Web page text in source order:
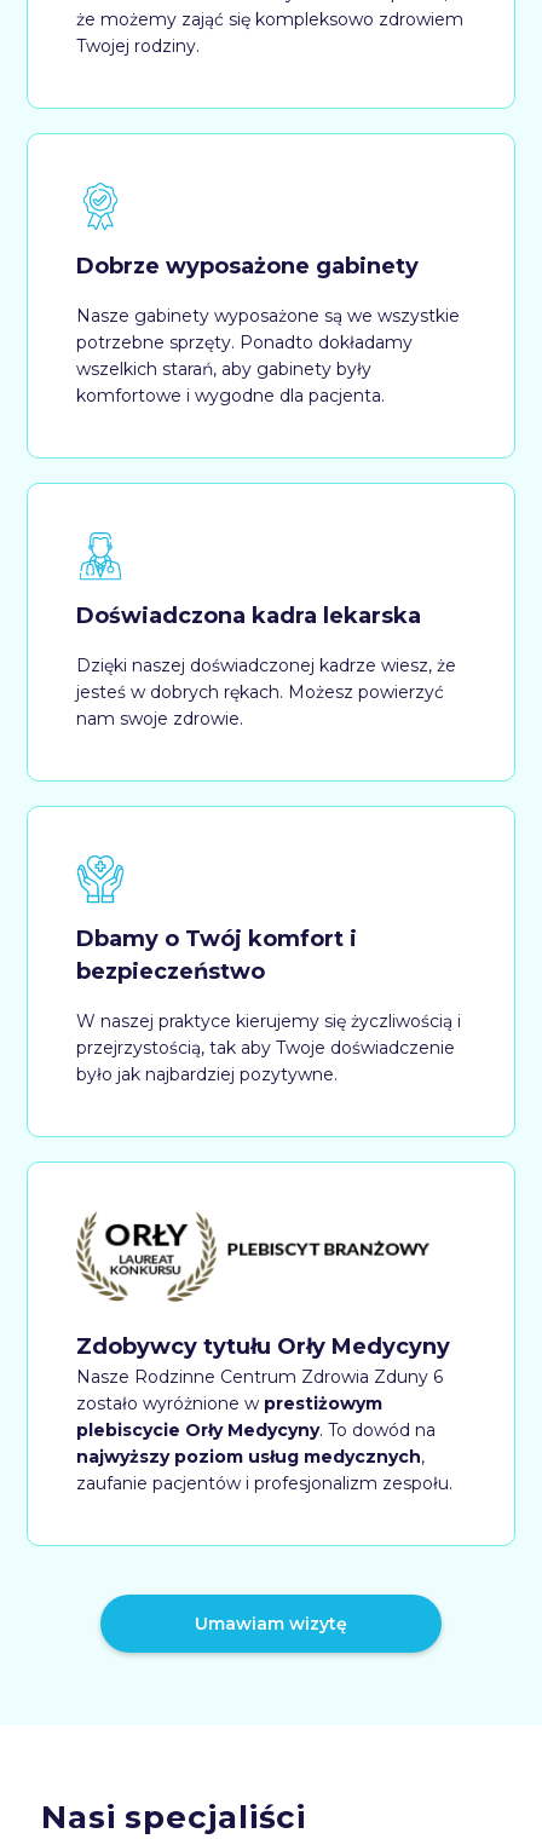
że możemy zająć się kompleksowo zdrowiem
Twojej rodziny.
Dobrze wyposażone gabinety
Nasze gabinety wyposażone są we wszystkie
potrzebne sprzęty. Ponadto dokładamy
wszelkich starań, aby gabinety były
komfortowe i wygodne dla pacjenta.
Doświadczona kadra lekarska
Dzięki naszej doświadczonej kadrze wiesz, że
jesteś w dobrych rękach. Możesz powierzyć
nam swoje zdrowie.
Dbamy o Twój komfort i
bezpieczeństwo
W naszej praktyce kierujemy się życzliwością i
przejrzystością, tak aby Twoje doświadczenie
było jak najbardziej pozytywne.
Zdobywcy tytułu Orły Medycyny
Nasze Rodzinne Centrum Zdrowia Zduny 6
zostało wyróżnione w prestiżowym
plebiscycie Orły Medycyny. To dowód na
najwyższy poziom usług medycznych,
zaufanie pacjentów i profesjonalizm zespołu.
Umawiam wizytę
Nasi specjaliści